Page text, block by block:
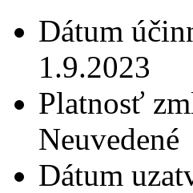
Dátum
1.9.2023
Platnosť
Neuvedené
Dátum